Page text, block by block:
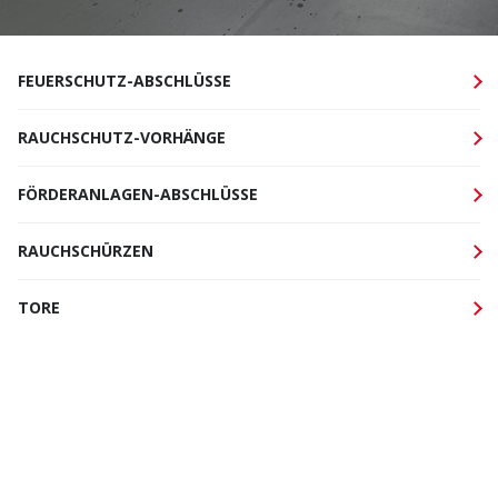
FEUERSCHUTZ-ABSCHLÜSSE
RAUCHSCHUTZ-VORHÄNGE
FÖRDERANLAGEN-ABSCHLÜSSE
RAUCHSCHÜRZEN
TORE